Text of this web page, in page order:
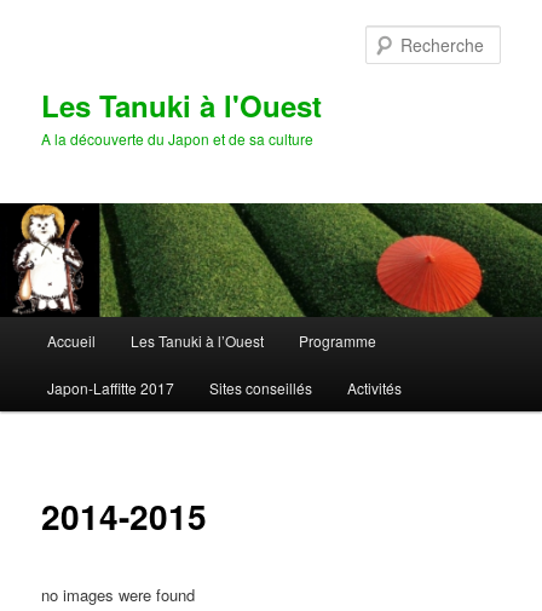
Les Tanuki à l'Ouest
A la découverte du Japon et de sa culture
principal
Accueil Les Tanuki à l’Ouest Programme
Japon-Laffitte 2017 Sites conseillés Activités
2014-2015
no images were found